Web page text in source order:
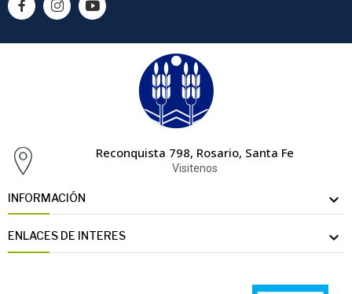
Reconquista 798, Rosario, Santa Fe
Visitenos
INFORMACIÓN 
ENLACES DE INTERES 